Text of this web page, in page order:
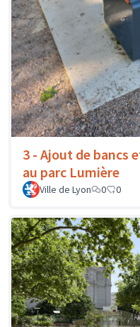
3 - Ajout de bancs
au parc Lumière
Ville de Lyon 0 0